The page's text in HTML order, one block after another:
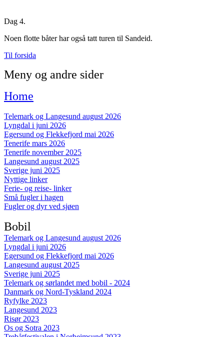
Dag 4.
Noen flotte båter har også tatt turen til Sandeid.
Til forsida
Meny og andre sider
Home
Telemark og Langesund august 2026
Lyngdal i juni 2026
Egersund og Flekkefjord mai 2026
Tenerife mars 2026
Tenerife november 2025
Langesund august 2025
Sverige juni 2025
Nyttige linker
Ferie- og reise- linker
Små fugler i hagen
Fugler og dyr ved sjøen
Bobil
Telemark og Langesund august 2026
Lyngdal i juni 2026
Egersund og Flekkefjord mai 2026
Langesund august 2025
Sverige juni 2025
Telemark og sørlandet med bobil - 2024
Danmark og Nord-Tyskland 2024
Ryfylke 2023
Langesund 2023
Risør 2023
Os og Sotra 2023